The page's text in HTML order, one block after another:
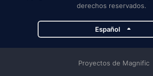
derechos reservados.
Español
Proyectos de Magnific